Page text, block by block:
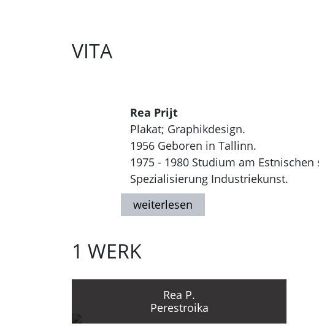
VITA
Rea Prijt
Plakat; Graphikdesign.
1956 Geboren in Tallinn.
1975 - 1980 Studium am
Spezialisierung Industriekunst.
Seit 1975 Beschäftigung mit Plakaten.
Seit 1976 Teilnahme an nationalen
1 WERK
Rea P.
Perestroika